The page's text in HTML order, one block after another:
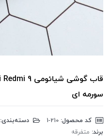
سورمه ای
کد محصول: دسته‌بندی:
برند: متفرقه